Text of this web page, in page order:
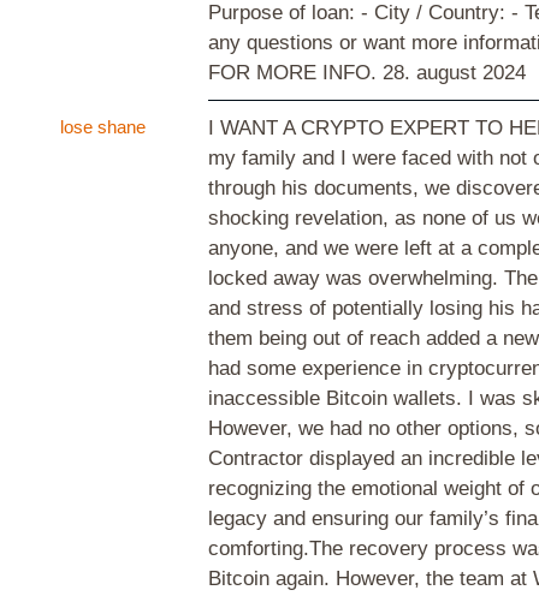
Purpose of loan: - City / Country: -
any questions or want more
FOR MORE INFO. 28. august 2024
lose shane
I WANT A CRYPTO EXPERT TO
my family and I were faced with not
through his documents, we
shocking revelation, as none of us
anyone, and we were left at a
locked away was overwhelming.
and stress of potentially losing his
them being out of reach added a
had some experience in
inaccessible Bitcoin wallets. I was
However, we had no other options,
Contractor displayed an incredible
recognizing the emotional weight of
legacy and ensuring our family’s
comforting.The recovery process
Bitcoin again. However, the team